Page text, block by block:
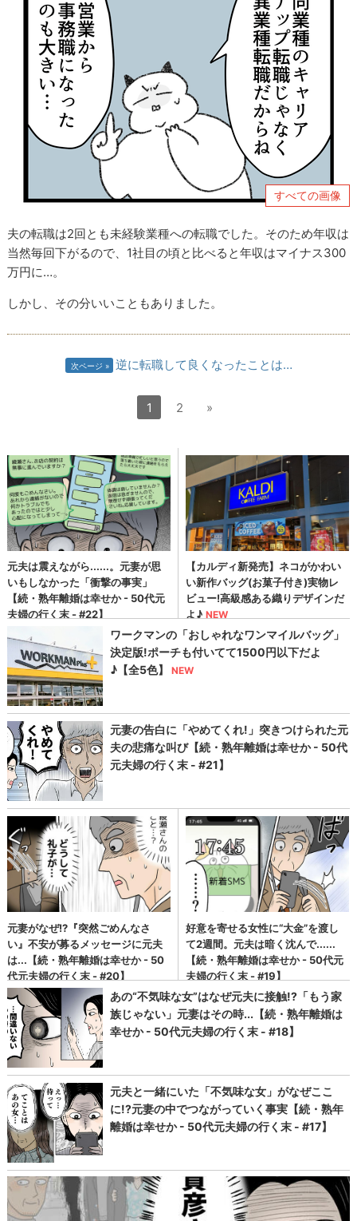
すべての画像
夫の転職は2回とも未経験業種への転職でした。そのため年収は
当然毎回下がるので、1社目の頃と比べると年収はマイナス300
万円に…。
しかし、その分いいこともありました。
次ページ 逆に転職して良くなったことは…
1 2 »